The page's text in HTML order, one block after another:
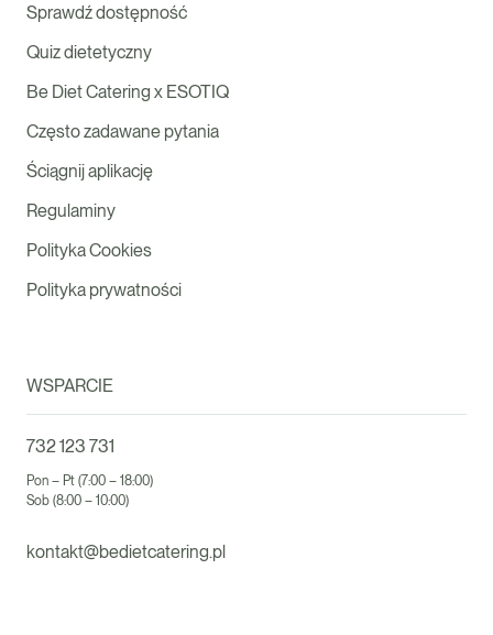
Sprawdź dostępność
Quiz dietetyczny
Be Diet Catering x ESOTIQ
Często zadawane pytania
Ściągnij aplikację
Regulaminy
Polityka Cookies
Polityka prywatności
WSPARCIE
732 123 731
Pon – Pt (7:00 – 18:00)
Sob (8:00 – 10:00)
kontakt@bedietcatering.pl